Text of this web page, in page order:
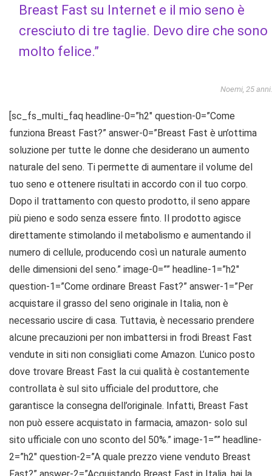
Breast Fast su Internet e il mio seno è
cresciuto di tre taglie. Devo dire che sono
molto felice.”
Noemi, 25 anni.
[sc_fs_multi_faq headline-0=”h2″ question-0=”Come
funziona Breast Fast?” answer-0=”Breast Fast è un’ottima
soluzione per tutte le donne che desiderano un aumento
naturale del seno. Ti permette di aumentare il volume del
tuo seno e ottenere risultati in accordo con il tuo corpo.
Dopo il trattamento con questo prodotto, il seno appare
più pieno e sodo senza essere finto. Il prodotto agisce
direttamente stimolando il metabolismo e aumentando il
numero di cellule, producendo così un naturale aumento
delle dimensioni del seno.” image-0=”” headline-1=”h2″
question-1=”Come ordinare Breast Fast?” answer-1=”Per
acquistare il grasso del seno originale in Italia, non è
necessario uscire di casa. Tuttavia, è necessario prendere
alcune precauzioni per non imbattersi in frodi Breast Fast
vendute in siti non consigliati come Amazon. L’unico posto
dove trovare Breast Fast la cui qualità è costantemente
controllata è sul sito ufficiale del produttore, che
garantisce la consegna dell’originale. Infatti, Breast Fast
non può essere acquistato in farmacia, amazon- solo sul
sito ufficiale con uno sconto del 50%.” image-1=”” headline-
2=”h2″ question-2=”A quale prezzo viene venduto Breast